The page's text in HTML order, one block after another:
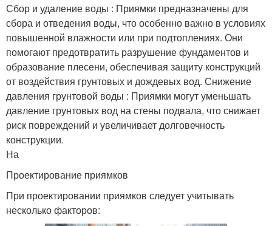
Сбор и удаление воды : Приямки предназначены для
сбора и отведения воды, что особенно важно в условиях
повышенной влажности или при подтоплениях. Они
помогают предотвратить разрушение фундаментов и
образование плесени, обеспечивая защиту конструкций
от воздействия грунтовых и дождевых вод. Снижение
давления грунтовой воды : Приямки могут уменьшать
давление грунтовых вод на стены подвала, что снижает
риск повреждений и увеличивает долговечность
конструкции.
На
Проектирование приямков
При проектировании приямков следует учитывать
несколько факторов: